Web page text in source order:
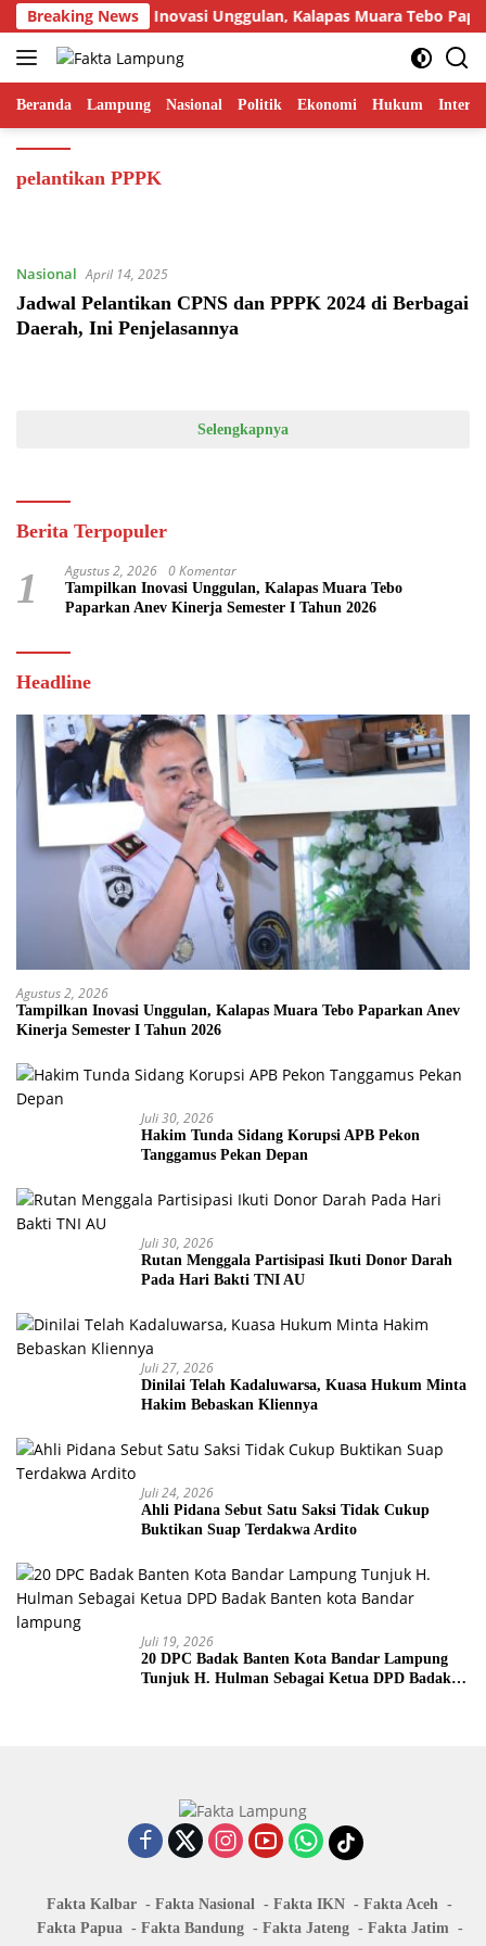
Langsung
ke
konten
Breaking News
Tampilkan Inovasi Unggulan, Kalapas Muara Tebo
Beranda Lampung Nasional Politik Ekonomi Hukum
pelantikan PPPK
Nasional April 14, 2025
Jadwal Pelantikan CPNS dan PPPK 2024 di Berbagai
Daerah, Ini Penjelasannya
Selengkapnya
Berita Terpopuler
1 Agustus 2, 2026 0 Komentar
Tampilkan Inovasi Unggulan, Kalapas Muara Tebo
Paparkan Anev Kinerja Semester I Tahun 2026
Headline
Agustus 2, 2026
Tampilkan Inovasi Unggulan, Kalapas Muara Tebo Paparkan Anev
Kinerja Semester I Tahun 2026
Juli 30, 2026
Hakim Tunda Sidang Korupsi APB Pekon
Tanggamus Pekan Depan
Juli 30, 2026
Rutan Menggala Partisipasi Ikuti Donor Darah
Pada Hari Bakti TNI AU
Juli 27, 2026
Dinilai Telah Kadaluwarsa, Kuasa Hukum Minta
Hakim Bebaskan Kliennya
Juli 24, 2026
Ahli Pidana Sebut Satu Saksi Tidak Cukup
Buktikan Suap Terdakwa Ardito
Juli 19, 2026
20 DPC Badak Banten Kota Bandar Lampung
Tunjuk H. Hulman Sebagai Ketua DPD Badak
Fakta Kalbar Fakta Nasional Fakta IKN
Fakta Aceh
Fakta Papua
Fakta Bandung Fakta Jateng
Fakta Jatim